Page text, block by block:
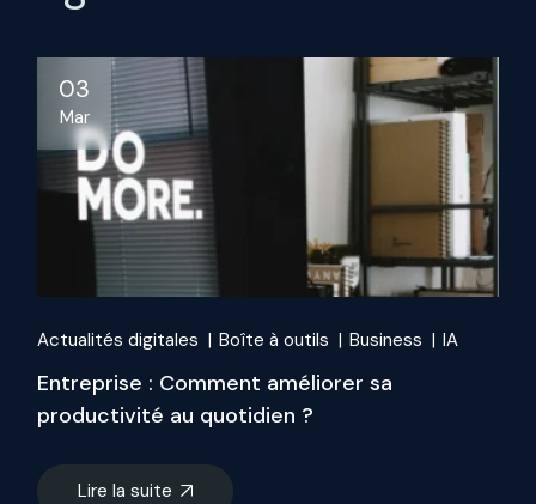
03
Mar
Actualités digitales Boîte à outils Business IA
Entreprise : Comment améliorer sa
productivité au quotidien ?
Lire la suite